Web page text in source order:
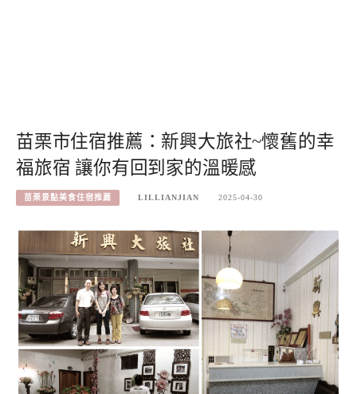
苗栗市住宿推薦：新興大旅社~懷舊的幸
福旅宿 讓你有回到家的溫暖感
苗栗景點美食住宿推薦 LILLIANJIAN 2025-04-30